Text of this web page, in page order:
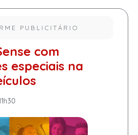
PUBLICITÁRIO
com
especiais na